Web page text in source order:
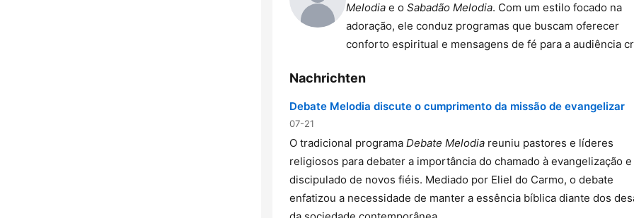
Melodia e o Sabadão Melodia. Com um estilo focado na
adoração, ele conduz programas que buscam oferecer
conforto espiritual e mensagens de fé para a audiência
Nachrichten
Debate Melodia discute o cumprimento da missão de evangelizar
07-21
O tradicional programa Debate Melodia reuniu pastores e líderes
religiosos para debater a importância do chamado à evangelização e
discipulado de novos fiéis. Mediado por Eliel do Carmo, o debate
enfatizou a necessidade de manter a essência bíblica diante dos